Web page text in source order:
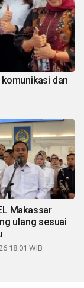
dan
Makassar
ulang sesuai
18:01 WIB